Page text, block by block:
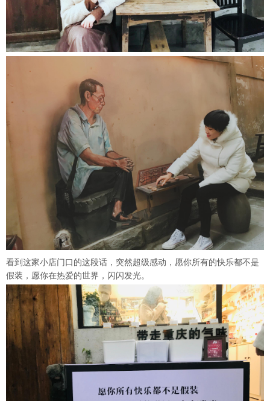
看到这家小店门口的这段话，突然超级感动，愿你所有的快乐都不是
假装，愿你在热爱的世界，闪闪发光。